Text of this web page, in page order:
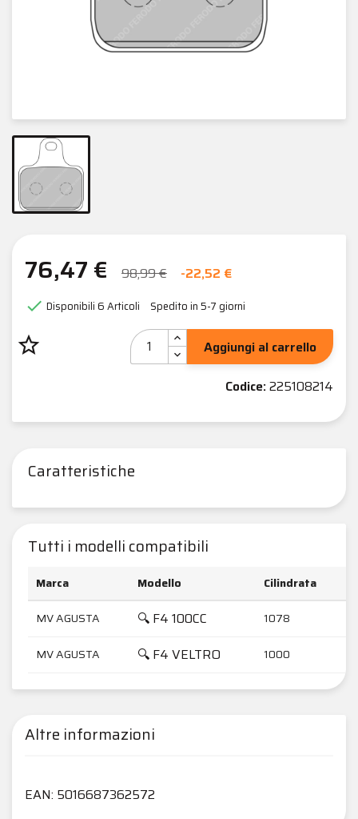
76,47 € 98,99 € -22,52 €
 Disponibili6 Articoli Spedito in 5-7 giorni
star_border
Aggiungi al carrello
Codice:225108214
Caratteristiche
Tutti i modelli compatibili
Marca Modello Cilindrata
MV AGUSTA
🔍 F4 100CC 1078
MV AGUSTA 🔍 F4 VELTRO 1000
Altre informazioni
EAN: 5016687362572